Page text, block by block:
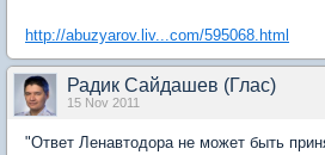
http://abuzyarov.liv...com/595068.html
Радик Сайдашев (Глас)
15 Nov 2011
"Ответ Ленавтодора не может быть